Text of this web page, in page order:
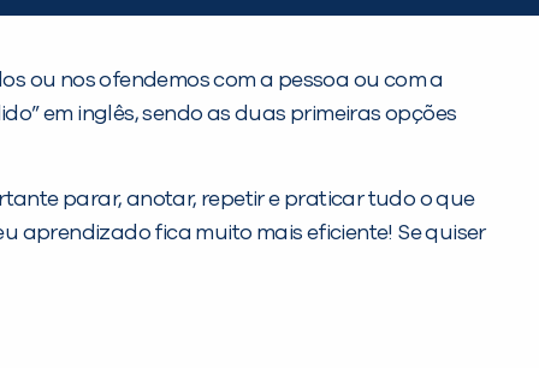
ou nos ofendemos com a pessoa ou com a
em inglês, sendo as duas primeiras opções
parar, anotar, repetir e praticar tudo o que
aprendizado fica muito mais eficiente! Se quiser